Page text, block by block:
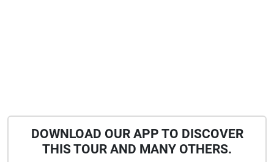
DOWNLOAD OUR APP TO DISCOVER
THIS TOUR AND MANY OTHERS.